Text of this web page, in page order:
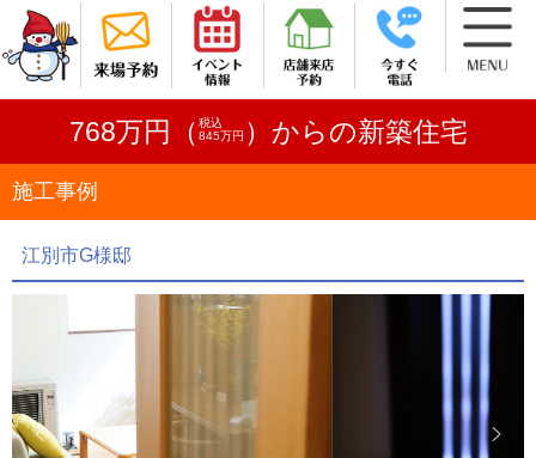
768万円（ 税込
845万円 ）からの新築住宅
施工事例
江別市G様邸